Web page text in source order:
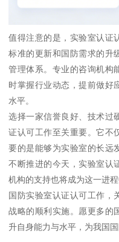
值得注意的是，实验室认证
标准的更新和国防需求的升
管理体系。专业的咨询机构
时掌握行业动态，提前做好
水平。
选择一家信誉良好、技术过
证认可工作至关重要。它不
要的是能够为实验室的长远
不断推进的今天，实验室认
机构的支持也将成为这一进程
国防实验室认证认可工作，
战略的顺利实施。愿更多的
升自身能力与水平，为我国